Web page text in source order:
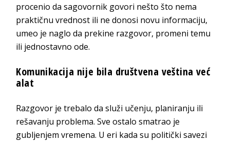
procenio da sagovornik govori nešto što nema
praktičnu vrednost ili ne donosi novu informaciju,
umeo je naglo da prekine razgovor, promeni temu
ili jednostavno ode.
Komunikacija nije bila društvena veština već
alat
Razgovor je trebalo da služi učenju, planiranju ili
rešavanju problema. Sve ostalo smatrao je
gubljenjem vremena. U eri kada su politički savezi